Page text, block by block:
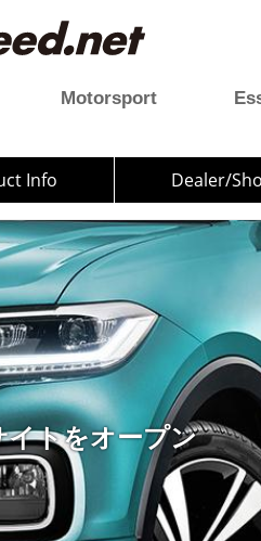
Motorsport
Info Dealer/
イトをオープン